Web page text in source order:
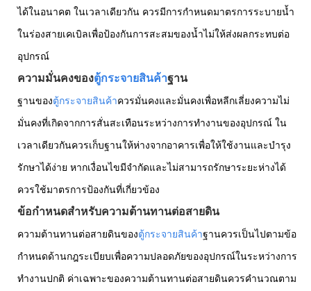
ได้ในอนาคต ในเวลาเดียวกัน ควรมีการกำหนดมาตรการระบายน้ำ
ในร่องสายเคเบิลเพื่อป้องกันการสะสมของน้ำไม่ให้ส่งผลกระทบต่อ
อุปกรณ์
ความมั่นคงของตู้กระจายสินค้าฐาน
ฐานของตู้กระจายสินค้าควรมั่นคงและมั่นคงเพื่อหลีกเลี่ยงความไม่
มั่นคงที่เกิดจากการสั่นสะเทือนระหว่างการทำงานของอุปกรณ์ ใน
เวลาเดียวกันควรเก็บฐานให้ห่างจากอาคารเพื่อให้ใช้งานและบำรุง
รักษาได้ง่าย หากเงื่อนไขมีจำกัดและไม่สามารถรักษาระยะห่างได้
ควรใช้มาตรการป้องกันที่เกี่ยวข้อง
ข้อกำหนดสำหรับความต้านทานต่อสายดิน
ความต้านทานต่อสายดินของตู้กระจายสินค้าฐานควรเป็นไปตามข้อ
กำหนดด้านกฎระเบียบเพื่อความปลอดภัยของอุปกรณ์ในระหว่างการ
ทำงานปกติ ค่าเฉพาะของความต้านทานต่อสายดินควรคำนวณตาม